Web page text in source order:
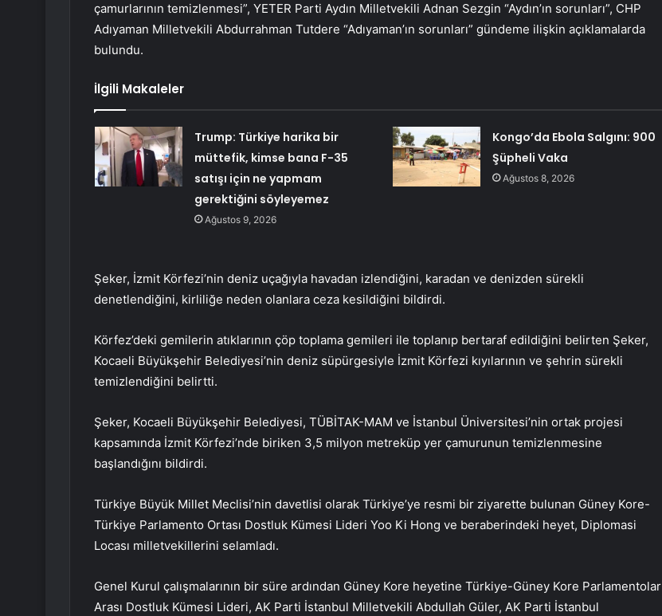
çamurlarının temizlenmesi”, YETER Parti Aydın Milletvekili Adnan Sezgin “Aydın’ın sorunları”, CHP
Adıyaman Milletvekili Abdurrahman Tutdere “Adıyaman’ın sorunları” gündeme ilişkin açıklamalarda
bulundu.
İlgili Makaleler
Trump: Türkiye harika bir
müttefik, kimse bana F-35
satışı için ne yapmam
gerektiğini söyleyemez
Ağustos 9, 2026
Kongo’da Ebola Salgını: 900
Şüpheli Vaka
Ağustos 8, 2026
Şeker, İzmit Körfezi’nin deniz uçağıyla havadan izlendiğini, karadan ve denizden sürekli
denetlendiğini, kirliliğe neden olanlara ceza kesildiğini bildirdi.
Körfez’deki gemilerin atıklarının çöp toplama gemileri ile toplanıp bertaraf edildiğini belirten Şeker,
Kocaeli Büyükşehir Belediyesi’nin deniz süpürgesiyle İzmit Körfezi kıyılarının ve şehrin sürekli
temizlendiğini belirtti.
Şeker, Kocaeli Büyükşehir Belediyesi, TÜBİTAK-MAM ve İstanbul Üniversitesi’nin ortak projesi
kapsamında İzmit Körfezi’nde biriken 3,5 milyon metreküp yer çamurunun temizlenmesine
başlandığını bildirdi.
Türkiye Büyük Millet Meclisi’nin davetlisi olarak Türkiye’ye resmi bir ziyarette bulunan Güney Kore-
Türkiye Parlamento Ortası Dostluk Kümesi Lideri Yoo Ki Hong ve beraberindeki heyet, Diplomasi
Locası milletvekillerini selamladı.
Genel Kurul çalışmalarının bir süre ardından Güney Kore heyetine Türkiye-Güney Kore Parlamentolar
Arası Dostluk Kümesi Lideri, AK Parti İstanbul Milletvekili Abdullah Güler, AK Parti İstanbul